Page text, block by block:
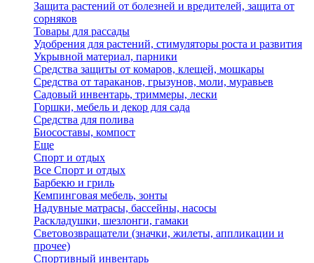
Защита растений от болезней и вредителей, защита от
сорняков
Товары для рассады
Удобрения для растений, стимуляторы роста и развития
Укрывной материал, парники
Средства защиты от комаров, клещей, мошкары
Средства от тараканов, грызунов, моли, муравьев
Садовый инвентарь, триммеры, лески
Горшки, мебель и декор для сада
Средства для полива
Биосоставы, компост
Еще
Спорт и отдых
Все Спорт и отдых
Барбекю и гриль
Кемпинговая мебель, зонты
Надувные матрасы, бассейны, насосы
Раскладушки, шезлонги, гамаки
Световозвращатели (значки, жилеты, аппликации и
прочее)
Спортивный инвентарь